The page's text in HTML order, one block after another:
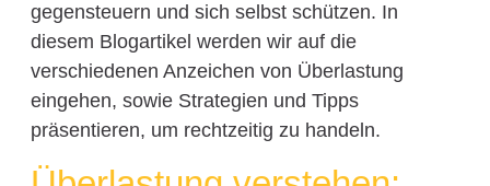
gegensteuern und sich selbst schützen. In
diesem Blogartikel werden wir auf die
verschiedenen Anzeichen von Überlastung
eingehen, sowie Strategien und Tipps
präsentieren, um rechtzeitig zu handeln.